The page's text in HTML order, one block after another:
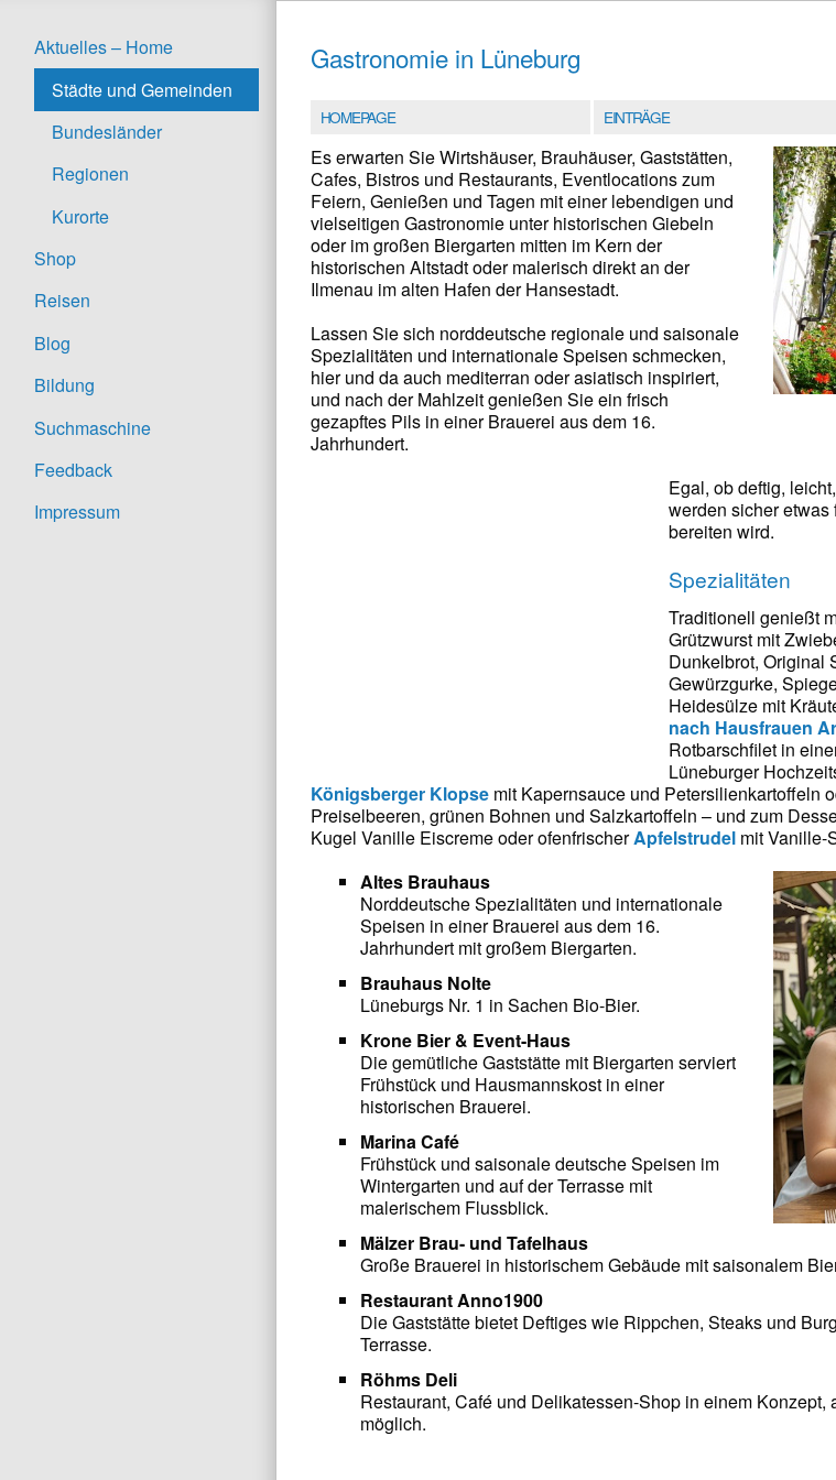
Aktuelles – Home
Städte und Gemeinden
Bundesländer
Regionen
Kurorte
Shop
Reisen
Blog
Bildung
Suchmaschine
Feedback
Impressum
Gastronomie in Lüneburg
HOMEPAGE EINTRÄGE
Es erwarten Sie Wirtshäuser, Brauhäuser, Gaststätten,
Cafes, Bistros und Restaurants, Eventlocations zum
Feiern, Genießen und Tagen mit einer lebendigen und
vielseitigen Gastronomie unter historischen Giebeln
oder im großen Biergarten mitten im Kern der
historischen Altstadt oder malerisch direkt an der
Ilmenau im alten Hafen der Hansestadt.
Lassen Sie sich norddeutsche regionale und saisonale
Spezialitäten und internationale Speisen schmecken,
hier und da auch mediterran oder asiatisch inspiriert,
und nach der Mahlzeit genießen Sie ein frisch
gezapftes Pils in einer Brauerei aus dem 16.
Jahrhundert.
Egal, ob deftig,
werden sicher etwas
bereiten wird.
Spezialitäten
Traditionell genießt
Grützwurst mit
Dunkelbrot, Original
Gewürzgurke,
Heidesülze mit
nach Hausfrauen
Rotbarschfilet in
Lüneburger
Königsberger Klopse mit Kapernsauce und Petersilienkartoffeln
Preiselbeeren, grünen Bohnen und Salzkartoffeln – und zum
Kugel Vanille Eiscreme oder ofenfrischerApfelstrudel mit Vanille-
Altes Brauhaus
Norddeutsche Spezialitäten und internationale
Speisen in einer Brauerei aus dem 16.
Jahrhundert mit großem Biergarten.
Brauhaus Nolte
Lüneburgs Nr. 1 in Sachen Bio-Bier.
Krone Bier & Event-Haus
Die gemütliche Gaststätte mit Biergarten serviert
Frühstück und Hausmannskost in einer
historischen Brauerei.
Marina Café
Frühstück und saisonale deutsche Speisen im
Wintergarten und auf der Terrasse mit
malerischem Flussblick.
Mälzer Brau- und Tafelhaus
Große Brauerei in historischem Gebäude mit saisonalem
Restaurant Anno1900
Die Gaststätte bietet Deftiges wie Rippchen, Steaks und
Terrasse.
Röhms Deli
Restaurant, Café und Delikatessen-Shop in einem
möglich.